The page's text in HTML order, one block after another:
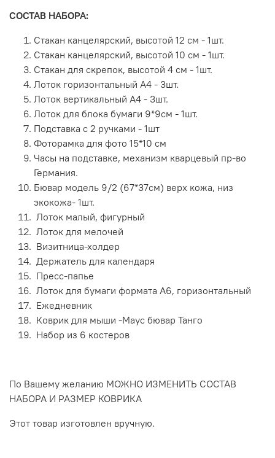
СОСТАВ НАБОРА:
Стакан канцелярский, высотой 12 см - 1шт.
Стакан канцелярский, высотой 10 см - 1шт.
Стакан для скрепок, высотой 4 см - 1шт.
Лоток горизонтальный А4 - 3шт.
Лоток вертикальный А4 - 3шт.
Лоток для блока бумаги 9*9см - 1шт.
Подставка с 2 ручками - 1шт
Фоторамка для фото 15*10 см
Часы на подставке, механизм кварцевый пр-во
Германия.
Бювар модель 9/2 (67*37см) верх кожа, низ
экокожа- 1шт.
Лоток малый, фигурный
Лоток для мелочей
Визитница-холдер
Держатель для календаря
Пресс-папье
Лоток для бумаги формата А6, горизонтальный
Ежедневник
Коврик для мыши -Маус бювар Танго
Набор из 6 костеров
По Вашему желанию МОЖНО ИЗМЕНИТЬ СОСТАВ
НАБОРА И РАЗМЕР КОВРИКА
Этот товар изготовлен вручную.